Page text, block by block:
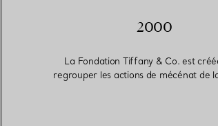
2000
La Fondation Tiffany & Co. est
regrouper les actions de mécénat de